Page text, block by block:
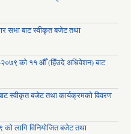
सभा बाट स्वीकृत बजेट तथा
को ११ औँ (हिँउदे अधिवेशन) बाट
स्वीकृत बजेट तथा कार्यक्रमको विवरण
लागि विनियोजित बजेट तथा